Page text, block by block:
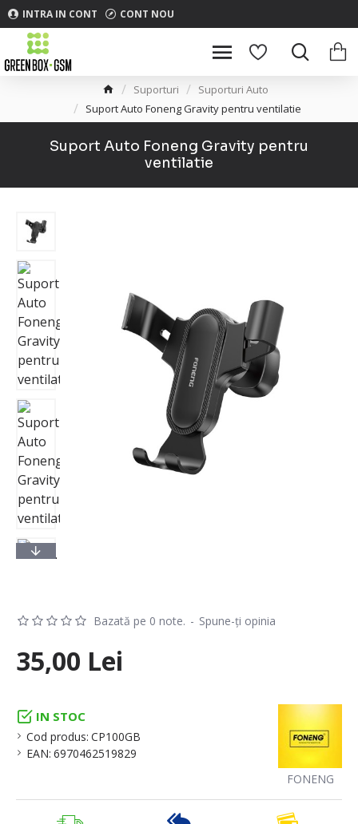
INTRA IN CONT CONT NOU
Suporturi
Suporturi Auto
Suport Auto Foneng Gravity pentru ventilatie
Suport Auto Foneng Gravity pentru
ventilatie
IN STOC
Cod produs: CP100GB
EAN: 6970462519829
FONENG
Bazată pe 0 note. - Spune-ţi opinia
35,00 Lei